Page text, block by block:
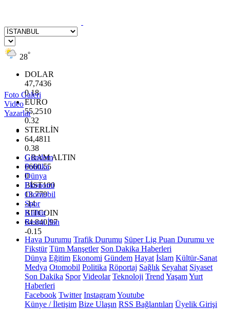
28°
DOLAR
47,7436
0.18
EURO
55,2510
0.32
STERLİN
64,4811
0.38
GRAM ALTIN
6660.55
0
BİST100
13.779
-14
BITCOIN
64.840,97
-0.15
Foto Galeri
Video
Yazarlar
Gündem
Politika
Dünya
Ekonomi
Otomobil
Spor
Kültür
Resmi İlan
Hava Durumu Trafik Durumu Süper Lig Puan Durumu ve
Fikstür Tüm Manşetler Son Dakika Haberleri
Dünya Eğitim Ekonomi Gündem Hayat İslam Kültür-Sanat
Medya Otomobil Politika Röportaj Sağlık Seyahat Siyaset
Son Dakika Spor Videolar Teknoloji Trend YaşamYurt
Haberleri
Facebook Twitter InstagramYoutube
Künye / İletişim Bize Ulaşın RSS Bağlantıları Üyelik Girişi